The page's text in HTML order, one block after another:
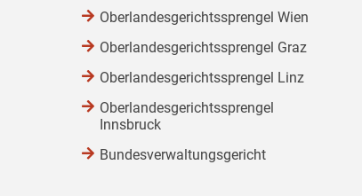
Oberlandesgerichtssprengel Wien
Oberlandesgerichtssprengel Graz
Oberlandesgerichtssprengel Linz
Oberlandesgerichtssprengel
Innsbruck
Bundesverwaltungsgericht